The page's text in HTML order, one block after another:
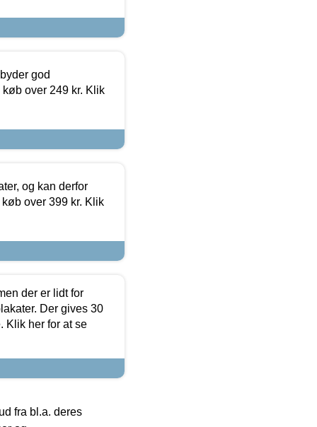
god
over 249 kr. Klik
og kan derfor
over 399 kr. Klik
der er lidt for
Der gives 30
Klik her for at se
fra bl.a. deres